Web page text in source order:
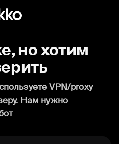
но хотим
VPN/proxy
Нам нужно